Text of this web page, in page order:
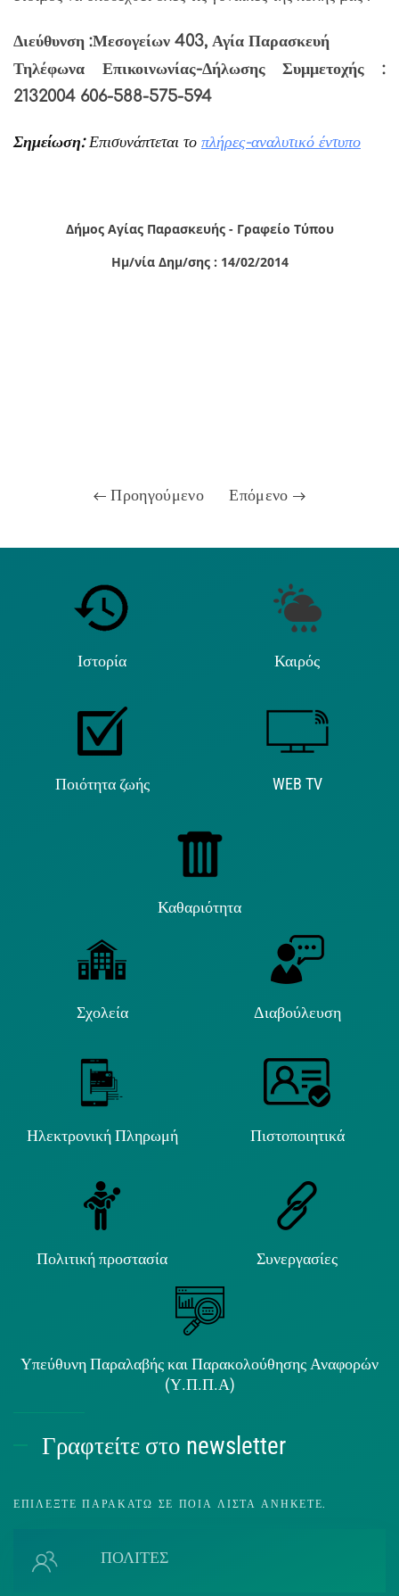
Διεύθυνση :Μεσογείων 403, Αγία Παρασκευή
Τηλέφωνα Επικοινωνίας-Δήλωσης Συμμετοχής :
2132004 606-588-575-594
Σημείωση:Επισυνάπτεται το πλήρες-αναλυτικό έντυπο
Δήμος Αγίας Παρασκευής - Γραφείο Τύπου
Ημ/νία Δημ/σης : 14/02/2014
Προηγούμενο Επόμενο
Ιστορία Καιρός
Ποιότητα ζωής WEB TV
Καθαριότητα
Σχολεία Διαβούλευση
Ηλεκτρονική Πληρωμή Πιστοποιητικά
Πολιτική προστασία Συνεργασίες
Υπεύθυνη Παραλαβής και Παρακολούθησης Αναφορών
(Υ.Π.Π.Α)
Γραφτείτε στο newsletter
ΕΠΙΛΈΞΤΕ ΠΑΡΑΚΆΤΩ ΣΕ ΠΟΙΑ ΛΊΣΤΑ ΑΝΉΚΕΤΕ.
ΠΟΛΙΤΕΣ